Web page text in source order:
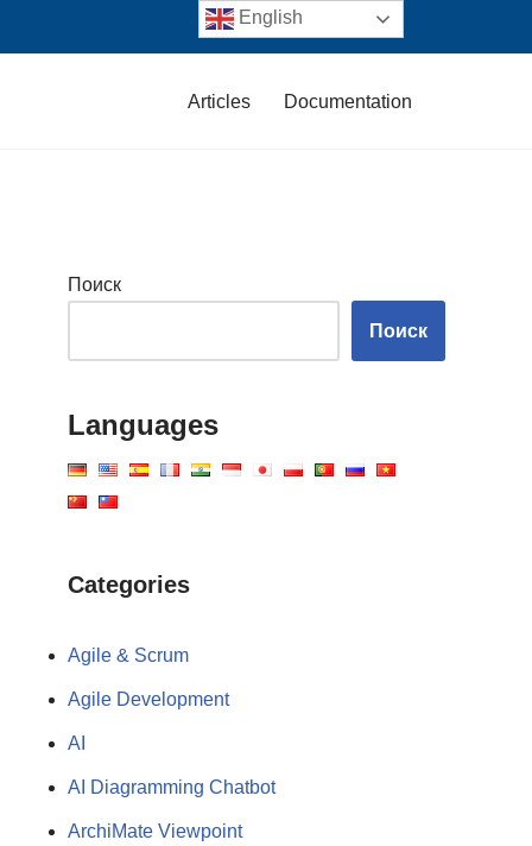
Articles Documentation
Поиск
Поиск
Languages
Categories
Agile & Scrum
Agile Development
AI
AI Diagramming Chatbot
ArchiMate Viewpoint
English